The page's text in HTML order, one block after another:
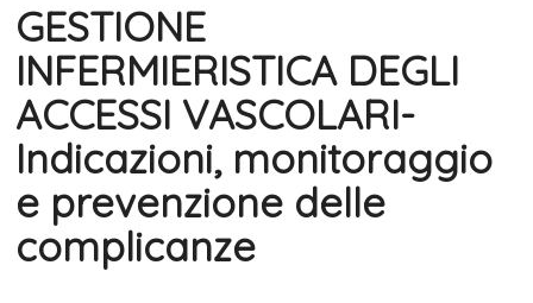
GESTIONE
INFERMIERISTICA DEGLI
ACCESSI VASCOLARI-
Indicazioni, monitoraggio
e prevenzione delle
complicanze